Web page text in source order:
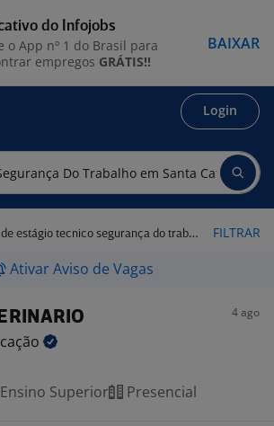
Login
tecnico segurança do trabalho em Santa Catarina FILTRAR
Ativar Aviso de Vagas
4 ago
Ensino Superior Presencial
do Infojobs
o App nº 1 do Brasil para
empregos GRÁTIS!!
BAIXAR